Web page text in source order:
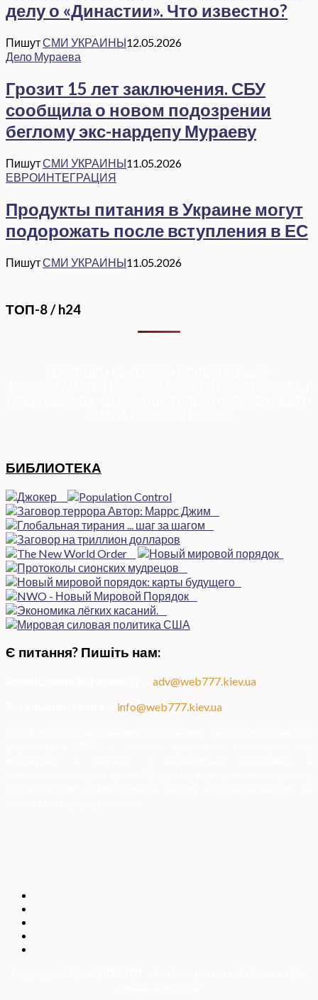
делу о «Династии». Что известно?
ПишутСМИ УКРАИНЫ12.05.2026
Дело Мураева
Грозит 15 лет заключения. СБУ
сообщила о новом подозрении
беглому экс-нардепу Мураеву
ПишутСМИ УКРАИНЫ11.05.2026
ЕВРОИНТЕГРАЦИЯ
Продукты питания в Украине могут
подорожать после вступления в ЕС
ПишутСМИ УКРАИНЫ11.05.2026
ТОП-8 / h24
БИБЛИОТЕКА
Є питання? Пишіть нам:
adv@web777.kiev.ua
info@web777.kiev.ua